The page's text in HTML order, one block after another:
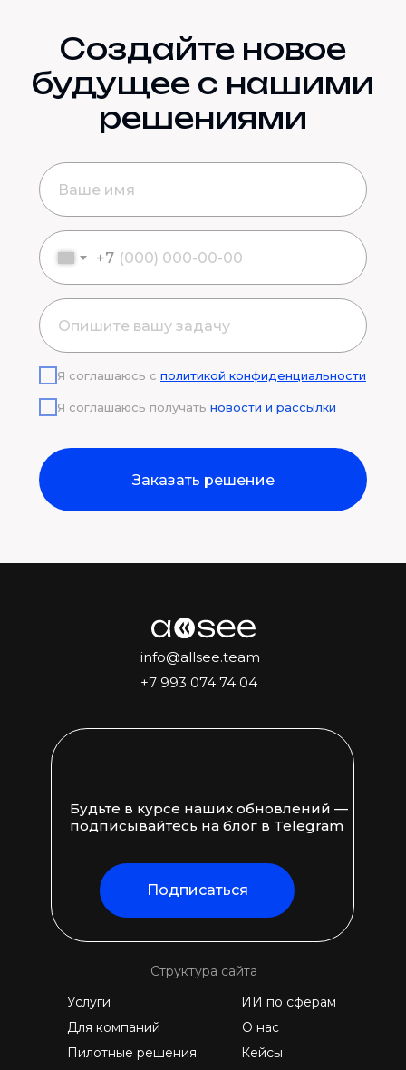
Создайте новое
будущее с нашими
решениями
+7
Я соглашаюсь с политикой конфиденциальности
Я соглашаюсь получать новости и рассылки
Заказать решение
+7 993 074 74 04
Подписаться
Будьте в курсе наших обновлений —
подписывайтесь на блог в Telegram
Для компаний
ИИ по сферам
Пилотные решения
Услуги
Кейсы
О нас
Структура сайта
info@allsee.team